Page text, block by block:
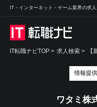
IT・インターネット・ゲーム業界の求
IT転職ナビTOP > 求人検索 >
情報提
ワタミ株